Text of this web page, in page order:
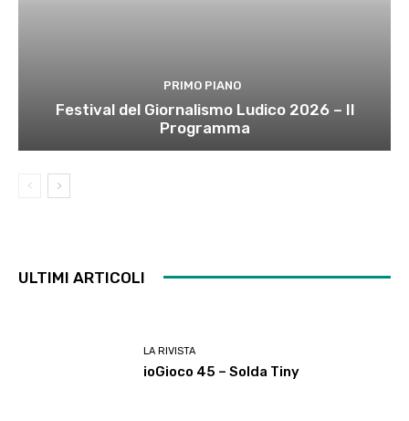
PRIMO PIANO
Festival del Giornalismo Ludico 2026 – Il
Programma
ULTIMI ARTICOLI
LA RIVISTA
ioGioco 45 – Solda Tiny